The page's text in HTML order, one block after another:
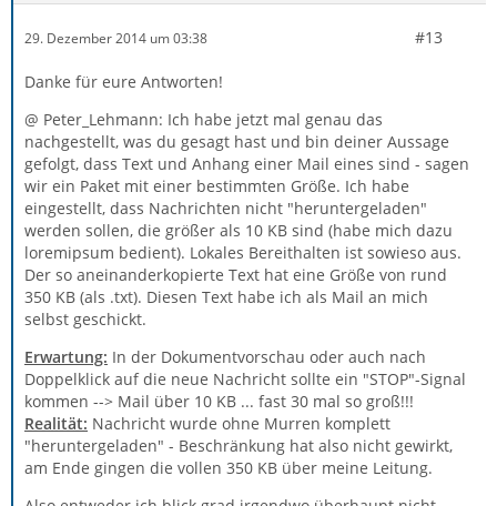
29. Dezember 2014 um 03:38 #13
Danke für eure Antworten!
@ Peter_Lehmann: Ich habe jetzt mal genau das
nachgestellt, was du gesagt hast und bin deiner Aussage
gefolgt, dass Text und Anhang einer Mail eines sind - sagen
wir ein Paket mit einer bestimmten Größe. Ich habe
eingestellt, dass Nachrichten nicht "heruntergeladen"
werden sollen, die größer als 10 KB sind (habe mich dazu
loremipsum bedient). Lokales Bereithalten ist sowieso aus.
Der so aneinanderkopierte Text hat eine Größe von rund
350 KB (als .txt). Diesen Text habe ich als Mail an mich
selbst geschickt.
Erwartung: In der Dokumentvorschau oder auch nach
Doppelklick auf die neue Nachricht sollte ein "STOP"-Signal
kommen --> Mail über 10 KB ... fast 30 mal so groß!!!
Realität: Nachricht wurde ohne Murren komplett
"heruntergeladen" - Beschränkung hat also nicht gewirkt,
am Ende gingen die vollen 350 KB über meine Leitung.